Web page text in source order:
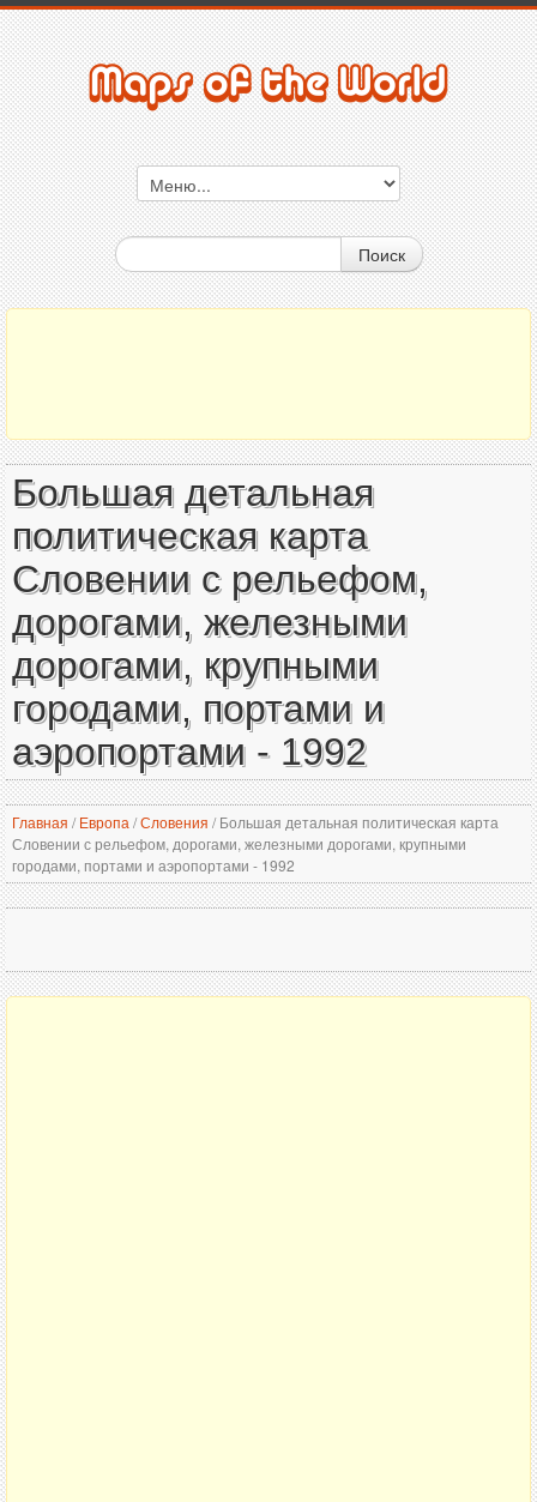
Поиск
Большая детальная
политическая карта
Словении с рельефом,
дорогами, железными
дорогами, крупными
городами, портами и
аэропортами - 1992
Главная / Европа /Словения /Большая детальная политическая карта
Словении с рельефом, дорогами, железными дорогами, крупными
городами, портами и аэропортами - 1992